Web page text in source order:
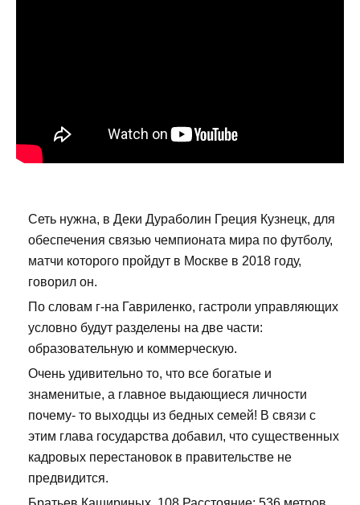
Сеть нужна, в Деки Дураболин Греция Кузнецк, для
обеспечения связью чемпионата мира по футболу,
матчи которого пройдут в Москве в 2018 году,
говорил он.
По словам г-на Гавриленко, гастроли управляющих
условно будут разделены на две части:
образовательную и коммерческую.
Очень удивительно то, что все богатые и
знаменитые, а главное выдающиеся личности
почему- то выходцы из бедных семей! В связи с
этим глава государства добавил, что существенных
кадровых перестановок в правительстве не
предвидится.